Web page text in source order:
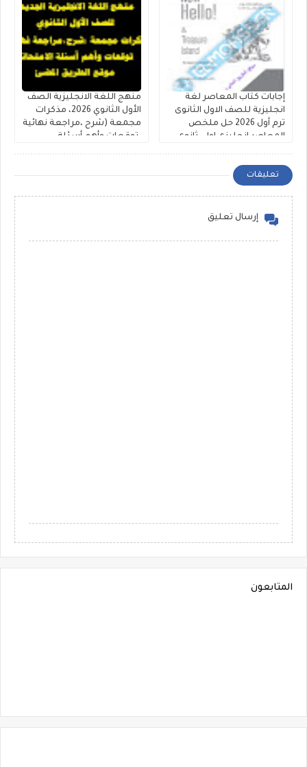
إجابات كتاب المعاصر لغة
انجليزية للصف الاول الثانوى
ترم أول 2026 حل ملخص
المعاصر انجليزى اولى ثانوى
والامتحانات
منهج اللغة الانجليزية الصف
الأول الثانوي 2026، مذكرات
مجمعة (شرح ،مراجعة نهائية
،توقعات وأهم أسئلة
تعليقات
إرسال تعليق
المتابعون